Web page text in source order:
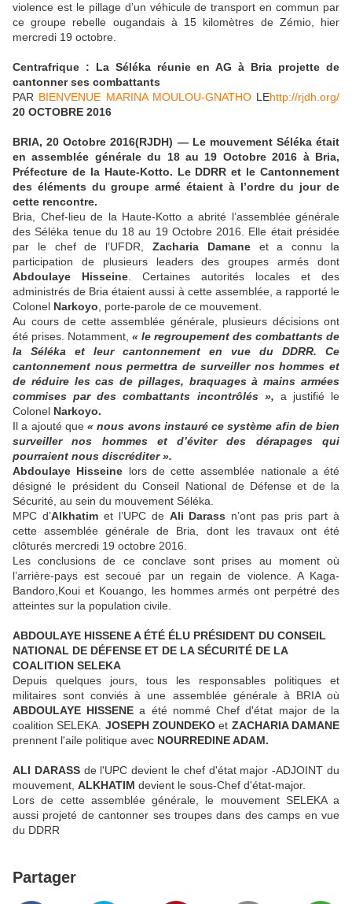
violence est le pillage d’un véhicule de transport en commun par
ce groupe rebelle ougandais à 15 kilomètres de Zémio, hier
mercredi 19 octobre.
Centrafrique : La Séléka réunie en AG à Bria projette de
cantonner ses combattants
http://rjdh.org/
PAR BIENVENUE MARINA MOULOU-GNATHO LE
20 OCTOBRE 2016
BRIA, 20 Octobre 2016(RJDH) — Le mouvement Séléka était
en assemblée générale du 18 au 19 Octobre 2016 à Bria,
Préfecture de la Haute-Kotto. Le DDRR et le Cantonnement
des éléments du groupe armé étaient à l’ordre du jour de
cette rencontre.
Bria, Chef-lieu de la Haute-Kotto a abrité l’assemblée générale
des Séléka tenue du 18 au 19 Octobre 2016. Elle était présidée
par le chef de l’UFDR, Zacharia Damaneet a connu la
participation de plusieurs leaders des groupes armés dont
Abdoulaye Hisseine . Certaines autorités locales et des
administrés de Bria étaient aussi à cette assemblée, a rapporté le
Colonel Narkoyo , porte-parole de ce mouvement.
Au cours de cette assemblée générale, plusieurs décisions ont
été prises. Notamment, « le regroupement des combattants de
la Séléka et leur cantonnement en vue du DDRR. Ce
cantonnement nous permettra de surveiller nos hommes et
de réduire les cas de pillages, braquages à mains armées
commises par des combattants incontrôlés », a justifié le
Colonel Narkoyo.
Il a ajouté que « nous avons instauré ce système afin de bien
surveiller nos hommes et d’éviter des dérapages qui
pourraient nous discréditer ».
Abdoulaye Hisseine lors de cette assemblée nationale a été
désigné le président du Conseil National de Défense et de la
Sécurité, au sein du mouvement Séléka.
MPC d’Alkhatimet l’UPC de Ali Darass n’ont pas pris part à
cette assemblée générale de Bria, dont les travaux ont été
clôturés mercredi 19 octobre 2016.
Les conclusions de ce conclave sont prises au moment où
l’arrière-pays est secoué par un regain de violence. A Kaga-
Bandoro,Koui et Kouango, les hommes armés ont perpétré des
atteintes sur la population civile.
ABDOULAYE HISSENE A ÉTÉ ÉLU PRÉSIDENT DU CONSEIL
NATIONAL DE DÉFENSE ET DE LA SÉCURITÉ DE LA
COALITION SELEKA
Depuis quelques jours, tous les responsables politiques et
militaires sont conviés à une assemblée générale à BRIA où
ABDOULAYE HISSENE a été nommé Chef d'état major de la
coalition SELEKA. JOSEPH ZOUNDEKO et ZACHARIA DAMANE
prennent l'aile politique avec NOURREDINE ADAM.
ALI DARASSde l'UPC devient le chef d'état major -ADJOINT du
mouvement, ALKHATIM devient le sous-Chef d'état-major.
Lors de cette assemblée générale, le mouvement SELEKA a
aussi projeté de cantonner ses troupes dans des camps en vue
du DDRR
Partager